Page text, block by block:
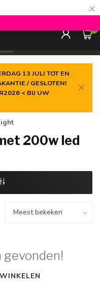
×
0
13 JULI TOT EN
/ GESLOTEN!
< BIJ UW
200w led
gevonden!